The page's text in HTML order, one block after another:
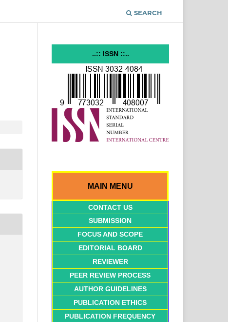
SEARCH
..:: ISSN ::..
MAIN MENU
CONTACT US
SUBMISSION
FOCUS AND SCOPE
EDITORIAL BOARD
REVIEWER
PEER REVIEW PROCESS
AUTHOR GUIDELINES
PUBLICATION ETHICS
PUBLICATION FREQUENCY